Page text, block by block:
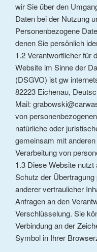
wir Sie über den
Daten bei der Nutzung
Personenbezogene
denen Sie persönlich
1.2 Verantwortlicher für
Website im Sinne der
(DSGVO) ist gw
82223 Eichenau,
Mail:
von
natürliche oder
gemeinsam mit
Verarbeitung von
1.3 Diese Website
Schutz der
anderer vertraulicher
Anfragen an den
Verschlüsselung. Sie
Verbindung an der
Symbol in Ihrer